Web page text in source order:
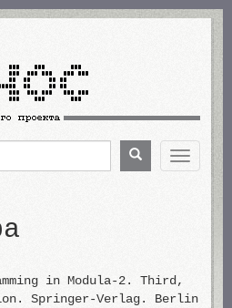
Поиск
Toggle
in Modula-2. Third,
Springer-Verlag. Berlin